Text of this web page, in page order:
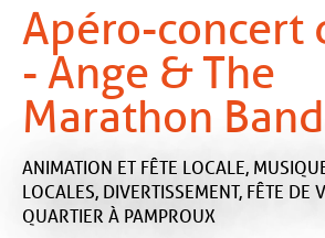
Apéro-concert
- Ange & The
Marathon Band
ANIMATION ET FÊTE LOCALE,
LOCALES, DIVERTISSEMENT, FÊTE DE
QUARTIER À PAMPROUX